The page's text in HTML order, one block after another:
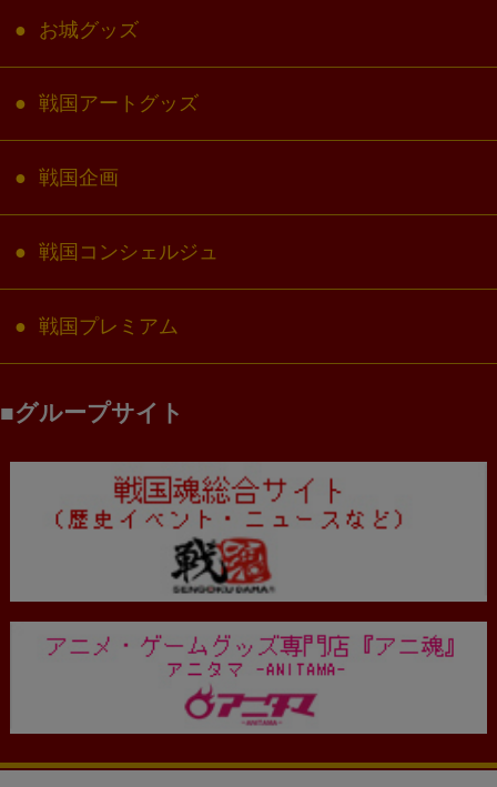
お城グッズ
戦国アートグッズ
戦国企画
戦国コンシェルジュ
戦国プレミアム
グループサイト